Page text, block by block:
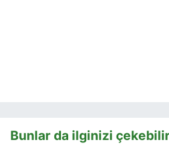
Bunlar da ilginizi